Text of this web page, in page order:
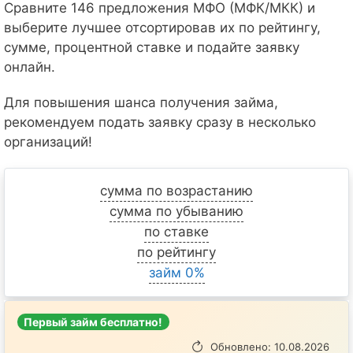
Сравните 146 предложения МФО (МФК/МКК) и
выберите лучшее отсортировав их по рейтингу,
сумме, процентной ставке и подайте заявку
онлайн.
Для повышения шанса получения займа,
рекомендуем подать заявку сразу в несколько
организаций!
сумма по возрастанию
сумма по убыванию
по ставке
по рейтингу
займ 0%
Первый займ бесплатно!
Обновлено: 10.08.2026